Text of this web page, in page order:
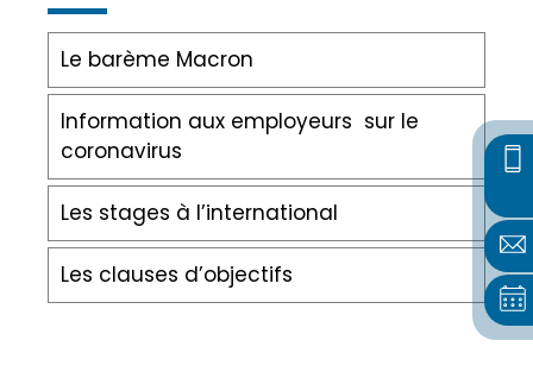
Le barème Macron
Information aux employeurs sur le
coronavirus
Les stages à l’international
Les clauses d’objectifs